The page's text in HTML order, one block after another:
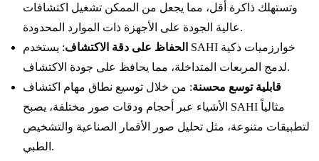
وتستهلك ذاكرة أقل، مما يجعل من الممكن تشغيل اكتشافات
عالية الجودة على الأجهزة ذات الموارد المحدودة.
الحفاظ على دقة الاكتشاف: يستخدم SAHI خوارزميات ذكية
لدمج المربعات المتداخلة، مما يحافظ على جودة الاكتشاف.
قابلية توسع محسنة: من خلال توسيع نطاق مهام اكتشاف
الأشياء عبر أحجام ودقات صور مختلفة، يصبح SAHI مثالياً
لتطبيقات متنوعة، مثل تحليل صور الأقمار الصناعية والتشخيص
الطبي.